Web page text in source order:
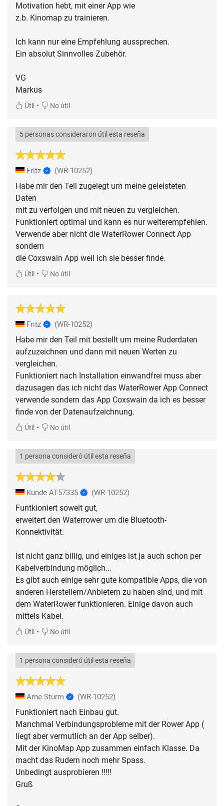
Motivation hebt, mit einer App wie
z.b. Kinomap zu trainieren.
Ich kann nur eine Empfehlung aussprechen.
Ein absolut Sinnvolles Zubehör.
VG
Útil • No útil
5 personas consideraron útil esta reseña
Fritz (WR-10252)
Habe mir den Teil zugelegt um meine geleisteten
Daten
mit zu verfolgen und mit neuen zu vergleichen.
Funktioniert optimal und kann es nur weiterempfehlen.
Verwende aber nicht die WaterRower Connect App
sondern
die Coxswain App weil ich sie besser finde.
Útil • No útil
Fritz (WR-10252)
Habe mir den Teil mit bestellt um meine Ruderdaten
aufzuzeichnen und dann mit neuen Werten zu
vergleichen.
Funktioniert nach Installation einwandfrei muss aber
dazusagen das ich nicht das WaterRower App Connect
verwende sondern das App Coxswain da ich es besser
finde von der Datenaufzeichnung.
Útil • No útil
1 persona consideró útil esta reseña
Kunde AT57335 (WR-10252)
Funtkioniert soweit gut,
erweitert den Waterrower um die Bluetooth-
Konnektivität.
Ist nicht ganz billig, und einiges ist ja auch schon per
Kabelverbindung möglich...
Es gibt auch einige sehr gute kompatible Apps, die von
anderen Herstellern/Anbietern zu haben sind, und mit
dem WaterRower funktionieren. Einige davon auch
mittels Kabel.
Útil • No útil
1 persona consideró útil esta reseña
Arne Sturm (WR-10252)
Funktioniert nach Einbau gut.
Manchmal Verbindungsprobleme mit der Rower App (
liegt aber vermutlich an der App selber).
Mit der KinoMap App zusammen einfach Klasse. Da
macht das Rudern noch mehr Spass.
Unbedingt ausprobieren !!!!!
Gruß